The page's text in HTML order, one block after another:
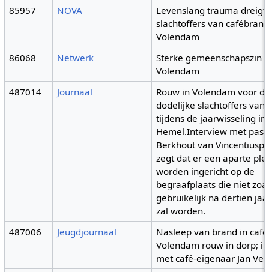
85957
NOVA
Levenslang trauma dreigt
slachtoffers van
Volendam
86068
Netwerk
Sterke gemeenschapszin
Volendam
487014
Journaal
Rouw in Volendam voor
dodelijke slachtoffers van
tijdens de jaarwisseling in
Hemel.Interview met
Berkhout van
zegt dat er een aparte
worden ingericht op de
begraafplaats die niet
gebruikelijk na dertien
zal worden.
487006
Jeugdjournaal
Nasleep van brand in
Volendam rouw in dorp;
met café-eigenaar Jan